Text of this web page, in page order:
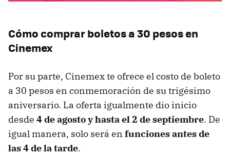
Cómo comprar boletos a 30 pesos en
Cinemex
Por su parte, Cinemex te ofrece el costo de boleto
a 30 pesos en conmemoración de su trigésimo
aniversario. La oferta igualmente dio inicio
desde 4 de agosto y hasta el 2 de septiembre. De
igual manera, solo será en funciones antes de
las 4 de la tarde.